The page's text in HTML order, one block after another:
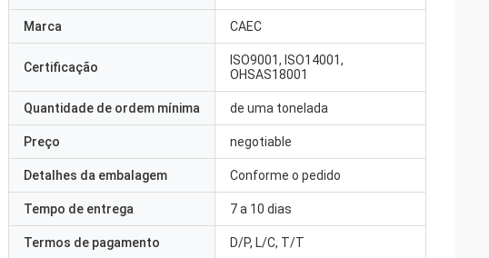
Marca CAEC
Certificação
ISO9001, ISO14001,
OHSAS18001
Quantidade de ordem mínima de uma tonelada
Preço negotiable
Detalhes da embalagem Conforme o pedido
Tempo de entrega 7 a 10 dias
Termos de pagamento D/P, L/C, T/T